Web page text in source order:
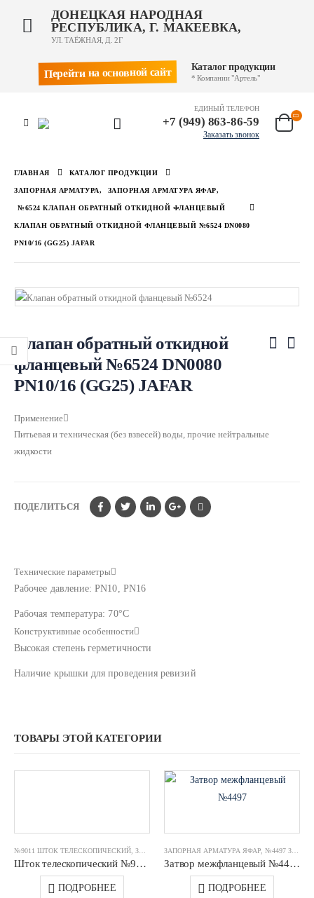
ДОНЕЦКАЯ НАРОДНАЯ
РЕСПУБЛИКА, Г. МАКЕЕВКА,
УЛ. ТАЁЖНАЯ, Д. 2Г
Перейти на основной сайт Каталог продукции
* Компании "Артель"
ЕДИНЫЙ ТЕЛЕФОН
+7 (949) 863-86-59
Заказать звонок
ГЛАВНАЯ КАТАЛОГ ПРОДУКЦИИ
ЗАПОРНАЯ АРМАТУРА, ЗАПОРНАЯ АРМАТУРА ЯФАР,
№6524 КЛАПАН ОБРАТНЫЙ ОТКИДНОЙ ФЛАНЦЕВЫЙ
КЛАПАН ОБРАТНЫЙ ОТКИДНОЙ ФЛАНЦЕВЫЙ №6524 DN0080
PN10/16 (GG25) JAFAR
Клапан обратный откидной
фланцевый №6524 DN0080
PN10/16 (GG25) JAFAR
Применение
Питьевая и техническая (без взвесей) воды, прочие нейтральные
жидкости
ПОДЕЛИТЬСЯ
Технические параметры
Рабочее давление: PN10, PN16
Рабочая температура: 70°С
Конструктивные особенности
Высокая степень герметичности
Наличие крышки для проведения ревизий
ТОВАРЫ ЭТОЙ КАТЕГОРИИ
№9011 ШТОК ТЕЛЕСКОПИЧЕСКИЙ ЗАПОРНАЯ АРМАТУРА ЯФАР
Шток телескопический №9011 DN0100-0150 2,5-3,1 m JAFAR
ПОДРОБНЕЕ
ЗАПОРНАЯ АРМАТУРА ЯФАР №4497 ЗАТВОР МЕЖФЛАНЦЕВЫЙ
Затвор межфланцевый №4497 DN0500 PN10 (диск нерж.сталь) JAFAR
ПОДРОБНЕЕ